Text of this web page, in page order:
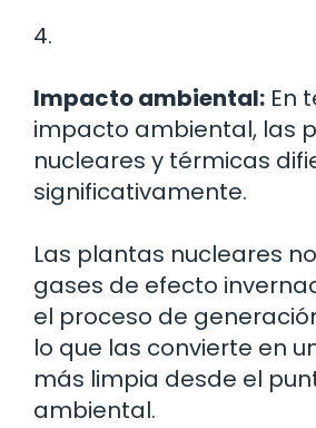
4.
Impacto ambiental: En
impacto ambiental, las
nucleares y térmicas
significativamente.
Las plantas nucleares
gases de efecto
el proceso de
lo que las convierte en
más limpia desde el
ambiental.